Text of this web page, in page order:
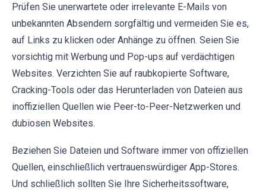
Prüfen Sie unerwartete oder irrelevante E-Mails von
unbekannten Absendern sorgfältig und vermeiden Sie es,
auf Links zu klicken oder Anhänge zu öffnen. Seien Sie
vorsichtig mit Werbung und Pop-ups auf verdächtigen
Websites. Verzichten Sie auf raubkopierte Software,
Cracking-Tools oder das Herunterladen von Dateien aus
inoffiziellen Quellen wie Peer-to-Peer-Netzwerken und
dubiosen Websites.
Beziehen Sie Dateien und Software immer von offiziellen
Quellen, einschließlich vertrauenswürdiger App-Stores.
Und schließlich sollten Sie Ihre Sicherheitssoftware,